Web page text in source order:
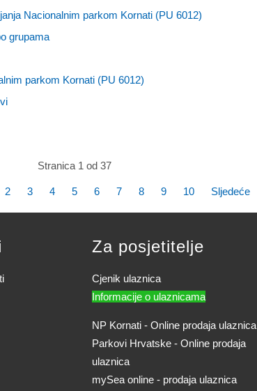
Nacionalnim parkom Kornati (PU 6012)
grupama
parkom Kornati (PU 6012)
Stranica 1 od 37
2 3 4 5 6 7 8 9 10 Sljedeće
Za posjetitelje
Cjenik ulaznica
Informacije o ulaznicama
NP Kornati - Online prodaja ulaznica
Parkovi Hrvatske - Online prodaja
ulaznica
mySea online - prodaja ulaznica